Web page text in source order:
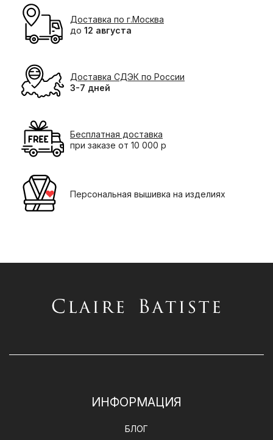
Доставка по г.Москва
до 12 августа
Доставка СДЭК по России
3-7 дней
Бесплатная доставка
при заказе от 10 000 р
Персональная вышивка на изделиях
ИНФОРМАЦИЯ
БЛОГ